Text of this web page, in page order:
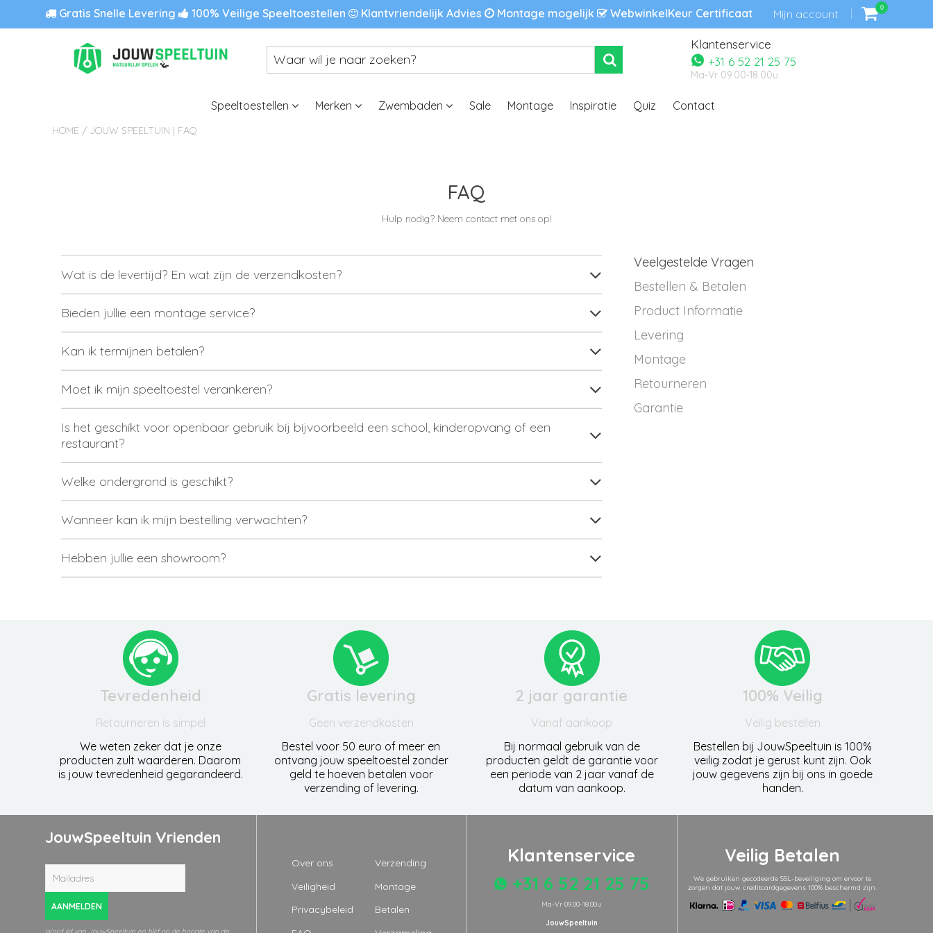
Gratis Snelle Levering 100% Veilige Speeltoestellen Klantvriendelijk Advies Montage mogelijk WebwinkelKeur Certificaat Mijn account 0
Klantenservice
+31 6 52 21 25 75
Ma-Vr 09.00-18.00u
Speeltoestellen Merken Zwembaden Sale Montage Inspiratie Quiz Contact
HOME / JOUW SPEELTUIN | FAQ
FAQ
Hulp nodig? Neem contact met ons op!
Veelgestelde Vragen
Bestellen & Betalen
Product Informatie
Levering
Montage
Retourneren
Garantie
Wat is de levertijd? En wat zijn de verzendkosten?
Bieden jullie een montage service?
Kan ik termijnen betalen?
Moet ik mijn speeltoestel verankeren?
Is het geschikt voor openbaar gebruik bij bijvoorbeeld een school, kinderopvang of een
restaurant?
Welke ondergrond is geschikt?
Wanneer kan ik mijn bestelling verwachten?
Hebben jullie een showroom?
Tevredenheid
Retourneren is simpel
We weten zeker dat je onze
producten zult waarderen. Daarom
is jouw tevredenheid gegarandeerd.
Gratis levering
Geen verzendkosten
Bestel voor 50 euro of meer en
ontvang jouw speeltoestel zonder
geld te hoeven betalen voor
verzending of levering.
2 jaar garantie
Vanaf aankoop
Bij normaal gebruik van de
producten geldt de garantie voor
een periode van 2 jaar vanaf de
datum van aankoop.
100% Veilig
Veilig bestellen
Bestellen bij JouwSpeeltuin is 100%
veilig zodat je gerust kunt zijn. Ook
jouw gegevens zijn bij ons in goede
handen.
JouwSpeeltuin Vrienden
AANMELDEN
Over ons
Verzending
Veiligheid
Montage
Privacybeleid
Betalen
Klantenservice
+31 6 52 21 25 75
Ma-Vr 09.00-18.00u
JouwSpeeltuin
Veilig Betalen
We gebruiken gecodeerde SSL-beveiliging om ervoor te
zorgen dat jouw creditcardgegevens 100% beschermd zijn.